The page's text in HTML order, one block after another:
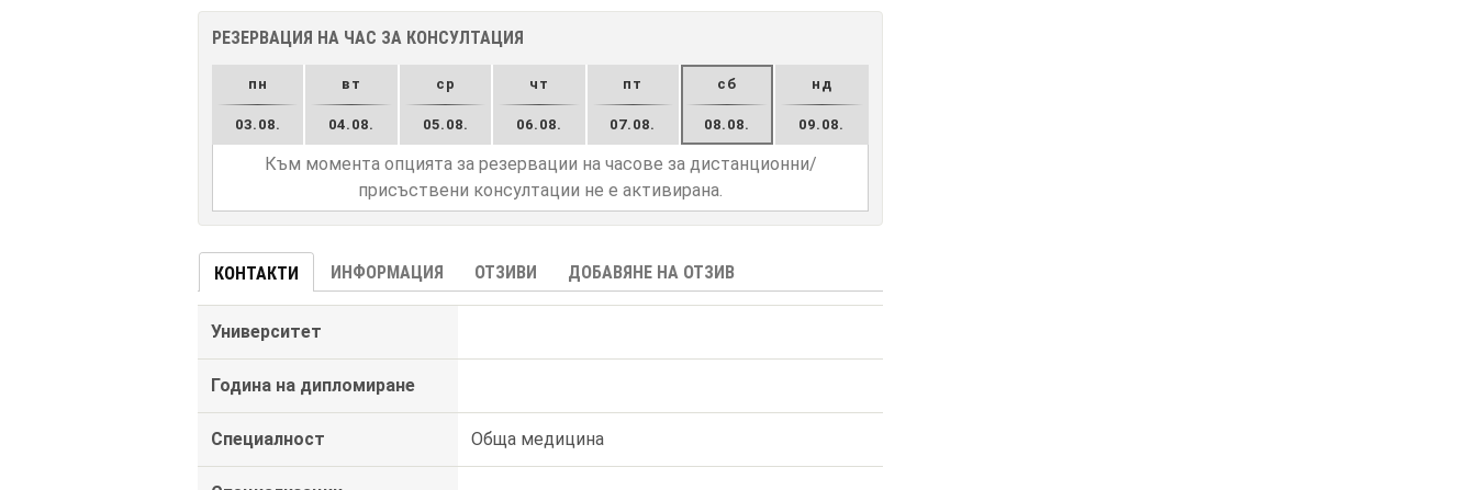
РЕЗЕРВАЦИЯ НА ЧАС ЗА КОНСУЛТАЦИЯ
пн
03.08.
вт
04.08.
ср
05.08.
чт
06.08.
пт
07.08.
сб
08.08.
нд
09.08.
Към момента опцията за резервации на часове за дистанционни/
присъствени консултации не е активирана.
КОНТАКТИ ИНФОРМАЦИЯ ОТЗИВИ ДОБАВЯНЕ НА ОТЗИВ
Университет
Година на дипломиране
Специалност Обща медицина